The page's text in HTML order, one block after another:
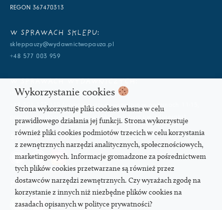
REGON 367470313
W SPRAWACH SKLEPU:
skleppauzy@wydawnictwopauza.pl
+48 577 003 959
info@wydawnictwopauza.pl
+48 501 177 119 (czynny w dni powszednie w godzinach 11-15,
proszę o wysłanie wiadomości SMS, gdybym nie odbierała)
SOCIAL MEDIA
PODCAST
Wykorzystanie cookies
Strona wykorzystuje pliki cookies własne w celu
prawidłowego działania jej funkcji. Strona wykorzystuje
również pliki cookies podmiotów trzecich w celu korzystania
z zewnętrznych narzędzi analitycznych, społecznościowych,
marketingowych. Informacje gromadzone za pośrednictwem
tych plików cookies przetwarzane są również przez
dostawców narzędzi zewnętrznych. Czy wyrażach zgodę na
korzystanie z innych niż niezbędne plików cookies na
zasadach opisanych w polityce prywatności?